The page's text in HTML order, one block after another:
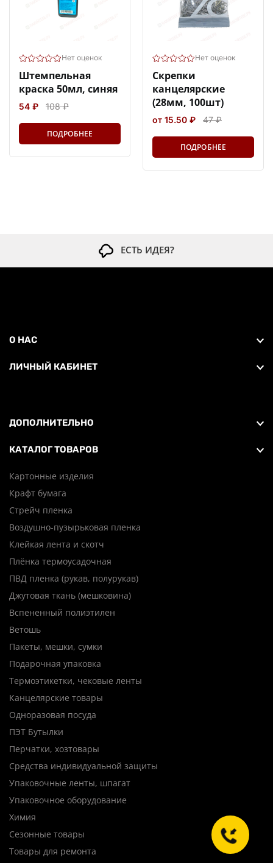
Нет оценок
Штемпельная
краска 50мл, синяя
54 ₽ 108 ₽
ПОДРОБНЕЕ
Нет оценок
Скрепки
канцелярские
(28мм, 100шт)
от 15.50 ₽ 47 ₽
ПОДРОБНЕЕ
ЕСТЬ ИДЕЯ?
О НАС
ЛИЧНЫЙ КАБИНЕТ
ДОПОЛНИТЕЛЬНО
КАТАЛОГ ТОВАРОВ
Картонные изделия
Крафт бумага
Стрейч пленка
Воздушно-пузырьковая пленка
Клейкая лента и скотч
Плёнка термоусадочная
ПВД пленка (рукав, полурукав)
Джутовая ткань (мешковина)
Вспененный полиэтилен
Ветошь
Пакеты, мешки, сумки
Подарочная упаковка
Термоэтикетки, чековые ленты
Канцелярские товары
Одноразовая посуда
ПЭТ Бутылки
Перчатки, хозтовары
Средства индивидуальной защиты
Упаковочные ленты, шпагат
Упаковочное оборудование
Химия
Сезонные товары
Товары для ремонта